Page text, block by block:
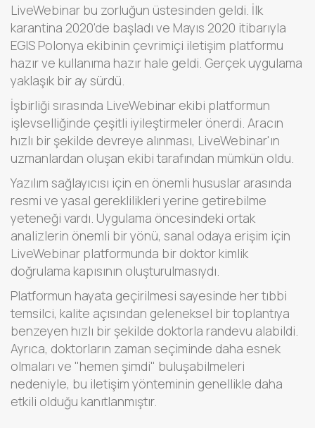
LiveWebinar bu zorluğun üstesinden geldi. İlk
karantina 2020'de başladı ve Mayıs 2020 itibarıyla
EGIS Polonya ekibinin çevrimiçi iletişim platformu
hazır ve kullanıma hazır hale geldi. Gerçek uygulama
yaklaşık bir ay sürdü.
İşbirliği sırasında LiveWebinar ekibi platformun
işlevselliğinde çeşitli iyileştirmeler önerdi. Aracın
hızlı bir şekilde devreye alınması, LiveWebinar'ın
uzmanlardan oluşan ekibi tarafından mümkün oldu.
Yazılım sağlayıcısı için en önemli hususlar arasında
resmi ve yasal gereklilikleri yerine getirebilme
yeteneği vardı. Uygulama öncesindeki ortak
analizlerin önemli bir yönü, sanal odaya erişim için
LiveWebinar platformunda bir doktor kimlik
doğrulama kapısının oluşturulmasıydı.
Platformun hayata geçirilmesi sayesinde her tıbbi
temsilci, kalite açısından geleneksel bir toplantıya
benzeyen hızlı bir şekilde doktorla randevu alabildi.
Ayrıca, doktorların zaman seçiminde daha esnek
olmaları ve "hemen şimdi" buluşabilmeleri
nedeniyle, bu iletişim yönteminin genellikle daha
etkili olduğu kanıtlanmıştır.